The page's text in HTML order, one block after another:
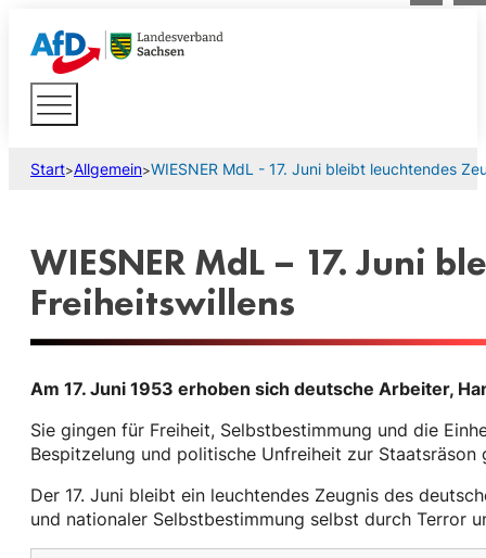
Start>Allgemein>WIESNER MdL - 17. Juni bleibt leuchtendes
WIESNER MdL – 17. Juni
Freiheitswillens
Am 17. Juni 1953 erhoben sich deutsche Arbeiter,
Sie gingen für Freiheit, Selbstbestimmung und die
Bespitzelung und politische Unfreiheit zur
Der 17. Juni bleibt ein leuchtendes Zeugnis des
und nationaler Selbstbestimmung selbst durch Terror